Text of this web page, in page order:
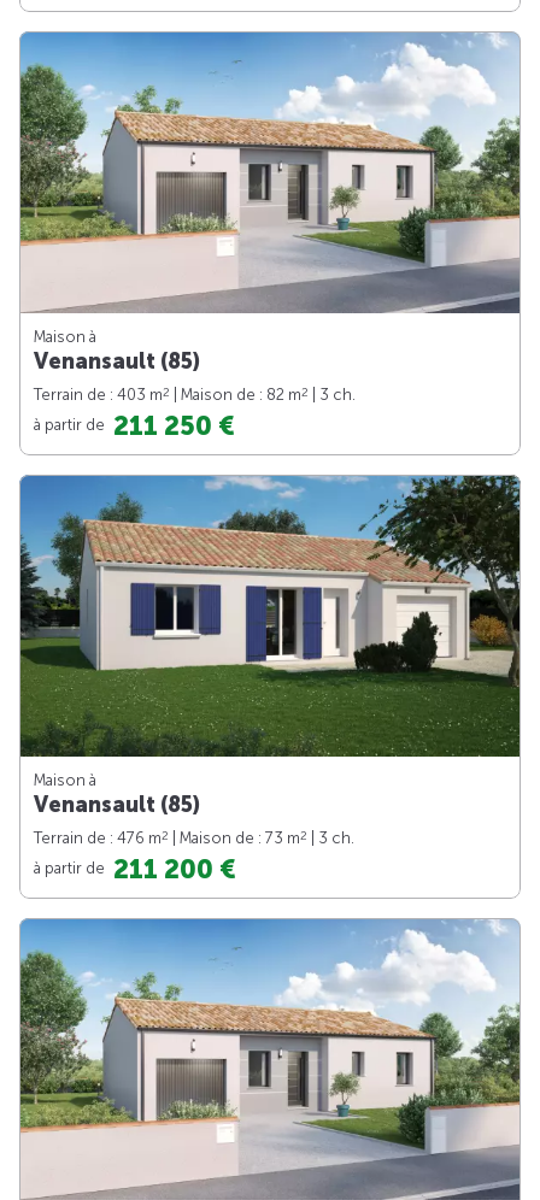
Maison à
Venansault (85)
Terrain de : 403 m2 | Maison de : 82 m2
| 3 ch.
à partir de 211 250 €
Maison à
Venansault (85)
Terrain de : 476 m2 | Maison de : 73 m2
| 3 ch.
à partir de 211 200 €